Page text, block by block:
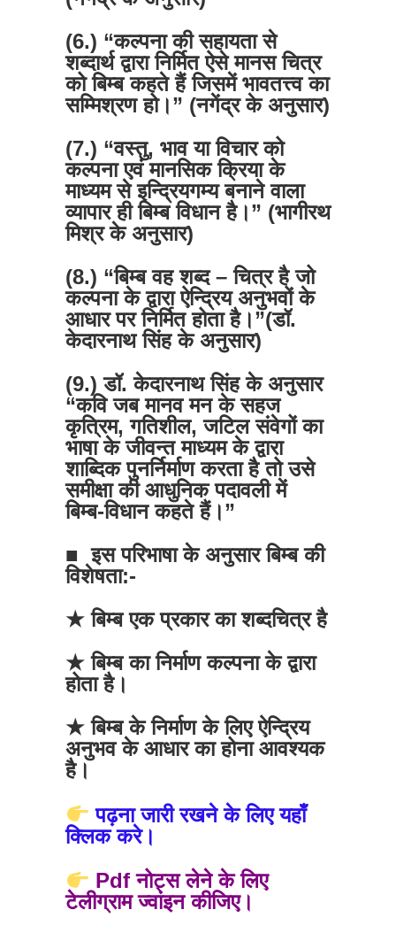
(6.) “कल्पना की सहायता से
शब्दार्थ द्वारा निर्मित ऐसे मानस चित्र
को बिम्ब कहते हैं जिसमें भावतत्त्व का
सम्मिश्रण हो।” (नगेंद्र के अनुसार)
(7.) “वस्तु, भाव या विचार को
कल्पना एवं मानसिक क्रिया के
माध्यम से इन्द्रियगम्य बनाने वाला
व्यापार ही बिम्ब विधान है।” (भागीरथ
मिश्र के अनुसार)
(8.) “बिम्ब वह शब्द – चित्र है जो
कल्पना के द्वारा ऐन्द्रिय अनुभवों के
आधार पर निर्मित होता है।”(डॉ.
केदारनाथ सिंह के अनुसार)
(9.) डॉ. केदारनाथ सिंह के अनुसार
“कवि जब मानव मन के सहज
कृत्रिम, गतिशील, जटिल संवेगों का
भाषा के जीवन्त माध्यम के द्वारा
शाब्दिक पुनर्निर्माण करता है तो उसे
समीक्षा की आधुनिक पदावली में
बिम्ब-विधान कहते हैं।”
■ इस परिभाषा के अनुसार बिम्ब की
विशेषता:-
★ बिम्ब एक प्रकार का शब्दचित्र है
★ बिम्ब का निर्माण कल्पना के द्वारा
होता है।
★ बिम्ब के निर्माण के लिए ऐन्द्रिय
अनुभव के आधार का होना आवश्यक
है।
पढ़ना जारी रखने के लिए यहाँ
क्लिक करे।
Pdf नोट्स लेने के लिए
टेलीग्राम ज्वांइन कीजिए।